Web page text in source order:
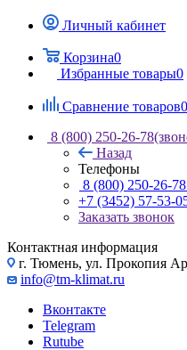
Личный кабинет
Корзина0
Избранные товары0
Сравнение товаров0
8 (800) 250-26-78
Назад
Телефоны
8 (800) 250-26-78
+7 (3452) 57-53-
Заказать звонок
Контактная информация
г. Тюмень, ул. Прокопия
info@tm-klimat.ru
Вконтакте
Telegram
Rutube